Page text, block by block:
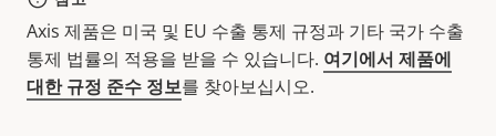
Axis 제품은 미국 및 EU 수출 통제 규정과 기타 국가 수출
통제 법률의 적용을 받을 수 있습니다. 여기에서 제품에
대한 규정 준수 정보를 찾아보십시오.